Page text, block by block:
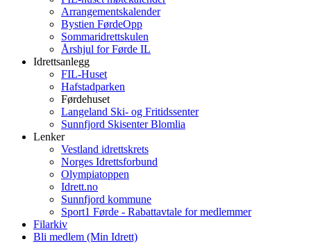
Arrangementskalender
Bystien FørdeOpp
Sommaridrettskulen
Årshjul for Førde IL
Idrettsanlegg
FIL-Huset
Hafstadparken
Førdehuset
Langeland Ski- og Fritidssenter
Sunnfjord Skisenter Blomlia
Lenker
Vestland idrettskrets
Norges Idrettsforbund
Olympiatoppen
Idrett.no
Sunnfjord kommune
Sport1 Førde - Rabattavtale for medlemmer
Filarkiv
Bli medlem (Min Idrett)